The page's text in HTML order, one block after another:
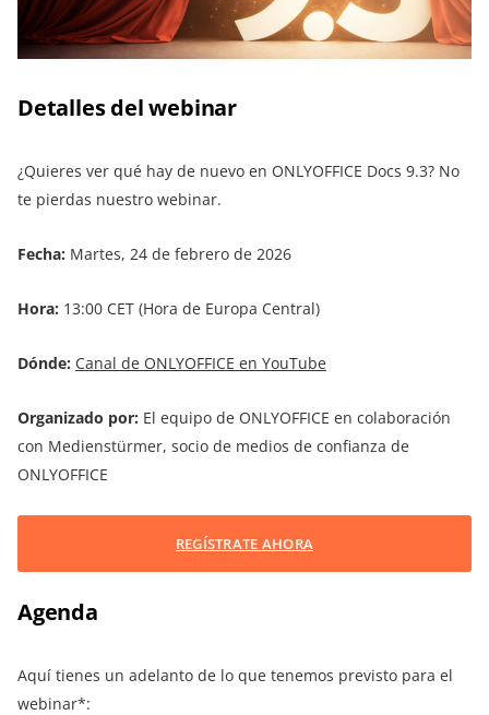
Detalles del webinar
¿Quieres ver qué hay de nuevo en ONLYOFFICE Docs 9.3? No
te pierdas nuestro webinar.
Fecha: Martes, 24 de febrero de 2026
Hora: 13:00 CET (Hora de Europa Central)
Dónde: Canal de ONLYOFFICE en YouTube
Organizado por: El equipo de ONLYOFFICE en colaboración
con Medienstürmer, socio de medios de confianza de
ONLYOFFICE
REGÍSTRATE AHORA
Agenda
Aquí tienes un adelanto de lo que tenemos previsto para el
webinar*: